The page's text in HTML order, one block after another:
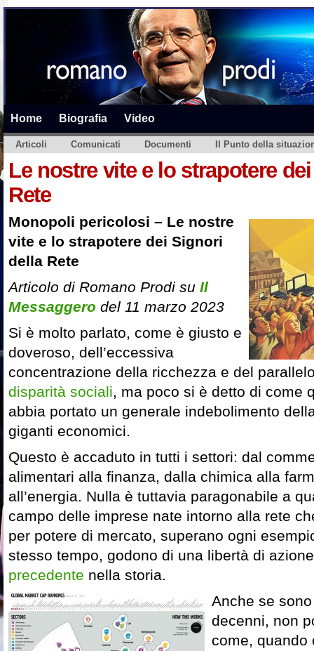
Home Biografia Video
Articoli Comunicati Documenti Il Punto della
Le nostre vite e lo strapotere
Rete
Monopoli pericolosi – Le nostre
vite e lo strapotere dei Signori
della Rete
Articolo di Romano Prodi su Il
Messaggero del 11 marzo 2023
Si è molto parlato, come è giusto e
doveroso, dell’eccessiva
concentrazione della ricchezza e del
disparità sociali, ma poco si è detto di come
abbia portato un generale indebolimento
giganti economici.
Questo è accaduto in tutti i settori: dal
alimentari alla finanza, dalla chimica alla
all’energia. Nulla è tuttavia paragonabile a
campo delle imprese nate intorno alla rete
per potere di mercato, superano ogni
stesso tempo, godono di una libertà di
precedente nella storia.
Anche se
decenni, non
come, quando